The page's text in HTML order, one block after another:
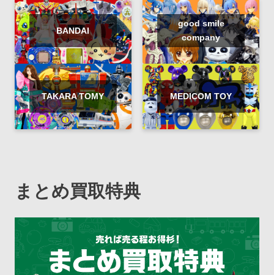
BANDAI
good smile
company
TAKARA TOMY MEDICOM TOY
まとめ買取特典